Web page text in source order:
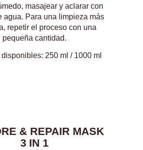
masajear y aclarar con
agua. Para una limpieza más
repetir el proceso con una
pequeña cantidad.
disponibles: 250 ml / 1000 ml
& REPAIR MASK
3 IN 1